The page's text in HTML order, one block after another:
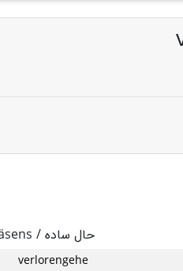
/ حال ساده
verlorengehe